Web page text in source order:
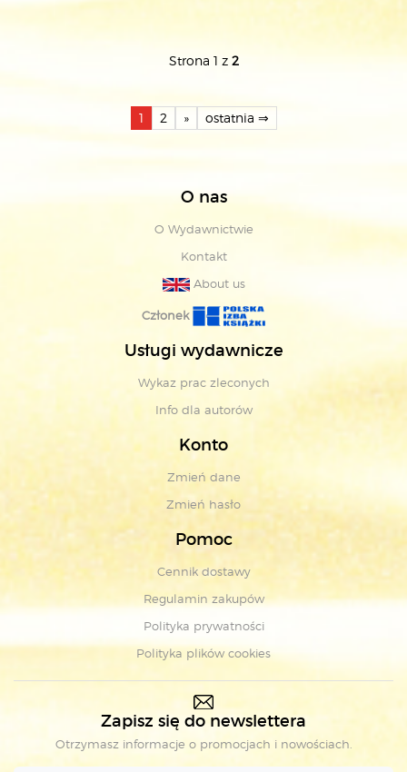
Strona 1 z 2
1 2 » ostatnia ⇒
O nas
O Wydawnictwie
Kontakt
About us
Członek
Usługi wydawnicze
Wykaz prac zleconych
Info dla autorów
Konto
Zmień dane
Zmień hasło
Pomoc
Cennik dostawy
Regulamin zakupów
Polityka prywatności
Polityka plików cookies
Zapisz się do newslettera
Otrzymasz informacje o promocjach i nowościach.